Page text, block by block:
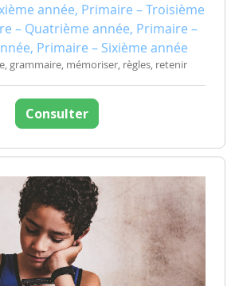
année, Primaire – Troisième
– Quatrième année, Primaire –
Primaire – Sixième année
grammaire, mémoriser, règles, retenir
Consulter